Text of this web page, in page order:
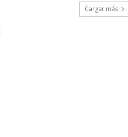
Cargar más